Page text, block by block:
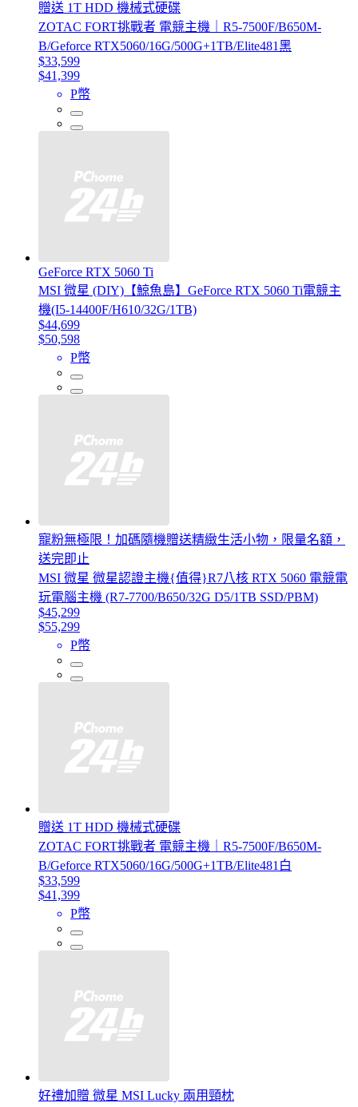
贈送 1T HDD 機械式硬碟
ZOTAC FORT挑戰者 電競主機｜R5-7500F/B650M-
B/Geforce RTX5060/16G/500G+1TB/Elite481黑
$33,599
$41,399
P幣
GeForce RTX 5060 Ti
MSI 微星 (DIY)【鯨魚島】GeForce RTX 5060 Ti電競主
機(I5-14400F/H610/32G/1TB)
$44,699
$50,598
P幣
寵粉無極限！加碼隨機贈送精緻生活小物，限量名額，
送完即止
MSI 微星 微星認證主機{值得}R7八核 RTX 5060 電競電
玩電腦主機 (R7-7700/B650/32G D5/1TB SSD/PBM)
$45,299
$55,299
P幣
贈送 1T HDD 機械式硬碟
ZOTAC FORT挑戰者 電競主機｜R5-7500F/B650M-
B/Geforce RTX5060/16G/500G+1TB/Elite481白
$33,599
$41,399
P幣
好禮加贈 微星 MSI Lucky 兩用頸枕